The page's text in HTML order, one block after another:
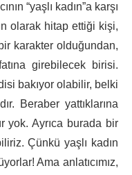
“yaşlı kadın”a karşı
olarak hitap ettiği kişi,
karakter olduğundan,
girebilecek birisi.
bakıyor olabilir, belki
Beraber yattıklarına
yok. Ayrıca burada bir
Çünkü yaşlı kadın
Ama anlatıcımız,